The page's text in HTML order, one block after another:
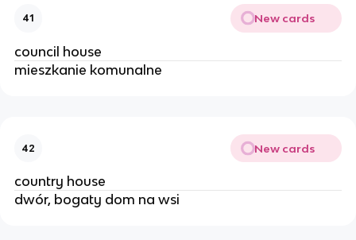
41 New cards
council house
mieszkanie komunalne
42 New cards
country house
dwór, bogaty dom na wsi